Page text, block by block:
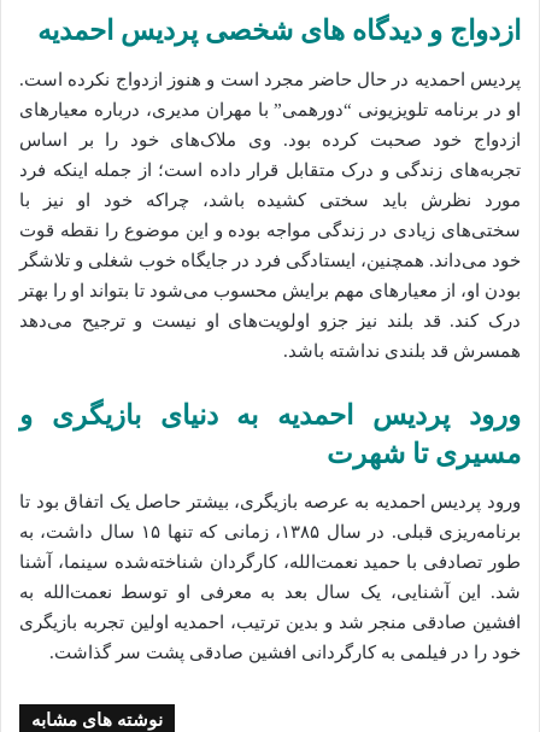
ازدواج و دیدگاه‌ های شخصی پردیس احمدیه
پردیس احمدیه در حال حاضر مجرد است و هنوز ازدواج نکرده است.
او در برنامه تلویزیونی “دورهمی” با مهران مدیری، درباره معیارهای
ازدواج خود صحبت کرده بود. وی ملاک‌های خود را بر اساس
تجربه‌های زندگی و درک متقابل قرار داده است؛ از جمله اینکه فرد
مورد نظرش باید سختی کشیده باشد، چراکه خود او نیز با
سختی‌های زیادی در زندگی مواجه بوده و این موضوع را نقطه قوت
خود می‌داند. همچنین، ایستادگی فرد در جایگاه خوب شغلی و تلاشگر
بودن او، از معیارهای مهم برایش محسوب می‌شود تا بتواند او را بهتر
درک کند. قد بلند نیز جزو اولویت‌های او نیست و ترجیح می‌دهد
همسرش قد بلندی نداشته باشد.
ورود پردیس احمدیه به دنیای بازیگری و
مسیری تا شهرت
ورود پردیس احمدیه به عرصه بازیگری، بیشتر حاصل یک اتفاق بود تا
برنامه‌ریزی قبلی. در سال ۱۳۸۵، زمانی که تنها ۱۵ سال داشت، به
طور تصادفی با حمید نعمت‌الله، کارگردان شناخته‌شده سینما، آشنا
شد. این آشنایی، یک سال بعد به معرفی او توسط نعمت‌الله به
افشین صادقی منجر شد و بدین ترتیب، احمدیه اولین تجربه بازیگری
خود را در فیلمی به کارگردانی افشین صادقی پشت سر گذاشت.
نوشته های مشابه